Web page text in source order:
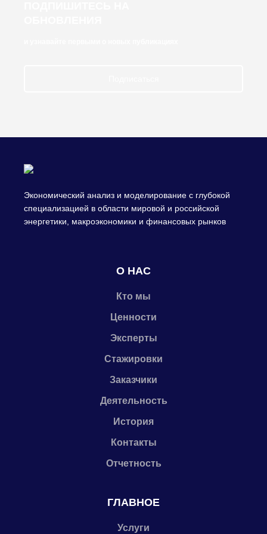
Экономический анализ и моделирование с глубокой
специализацией в области мировой и российской
энергетики, макроэкономики и финансовых рынков
О НАС
Кто мы
Ценности
Эксперты
Стажировки
Заказчики
Деятельность
История
Контакты
Отчетность
ГЛАВНОЕ
Услуги